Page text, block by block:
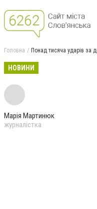
Головна Понад тисяча ударів за
НОВИНИ
Марія Мартинюк
журналістка